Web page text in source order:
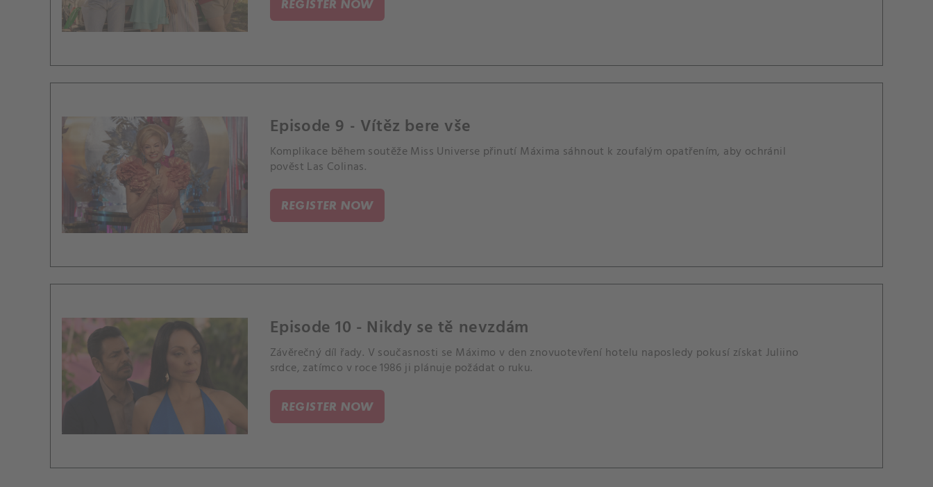
REGISTER NOW
Episode 9 - Vítěz bere vše
Komplikace během soutěže Miss Universe přinutí Máxima sáhnout k zoufalým opatřením, aby ochránil
pověst Las Colinas.
REGISTER NOW
Episode 10 - Nikdy se tě nevzdám
Závěrečný díl řady. V současnosti se Máximo v den znovuotevření hotelu naposledy pokusí získat Juliino
srdce, zatímco v roce 1986 ji plánuje požádat o ruku.
REGISTER NOW